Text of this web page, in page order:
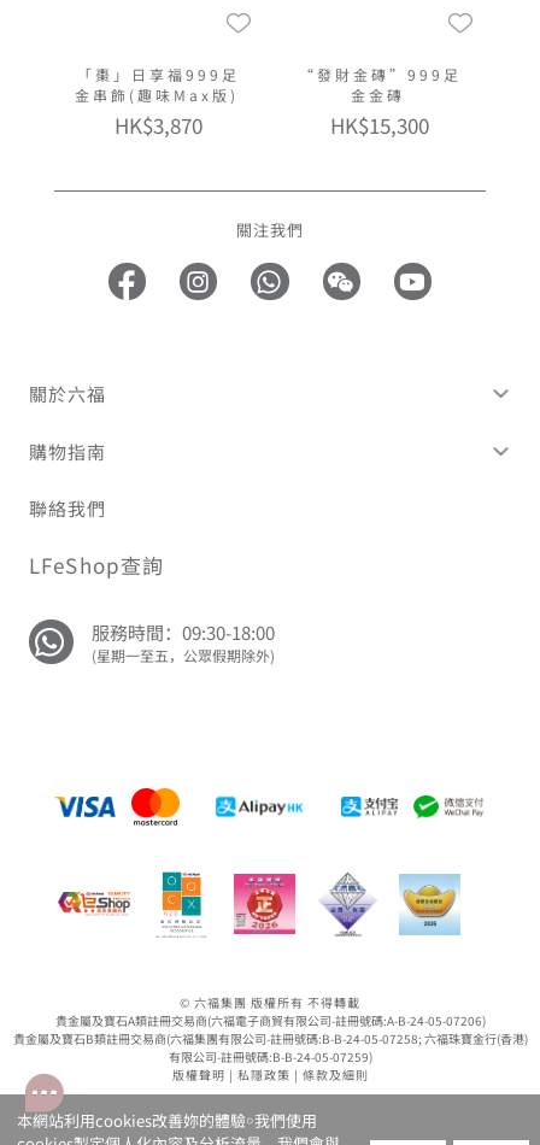
「棗」日享福999足
金串飾(趣味Max版)
HK$3,870
“發財金磚”999足
金金磚
HK$15,300
關注我們
關於六福
購物指南
聯絡我們
LFeShop查詢
服務時間：09:30-18:00
(星期一至五，公眾假期除外)
© 六福集團 版權所有 不得轉載
貴金屬及寶石A類註冊交易商(六福電子商貿有限公司-註冊號碼:A-B-24-05-07206)
貴金屬及寶石B類註冊交易商(六福集團有限公司-註冊號碼:B-B-24-05-07258; 六福珠寶金行(香港)
有限公司-註冊號碼:B-B-24-05-07259)
版權聲明 | 私隱政策 | 條款及細則
本網站利用cookies改善妳的體驗￮我們使用